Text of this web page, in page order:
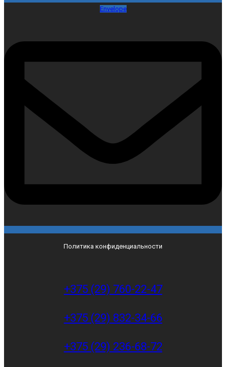
Envelope
Политика конфиденциальности
+375 (29) 760-22-47
+375 (29) 832-34-66
+375 (29) 236-68-72